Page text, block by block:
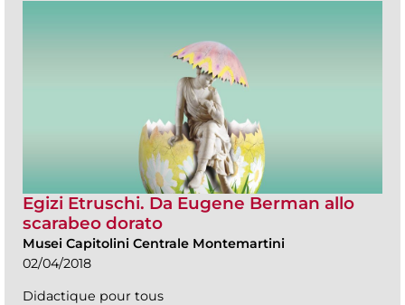
Egizi Etruschi. Da Eugene Berman allo
scarabeo dorato
Musei Capitolini Centrale Montemartini
02/04/2018
Didactique pour tous